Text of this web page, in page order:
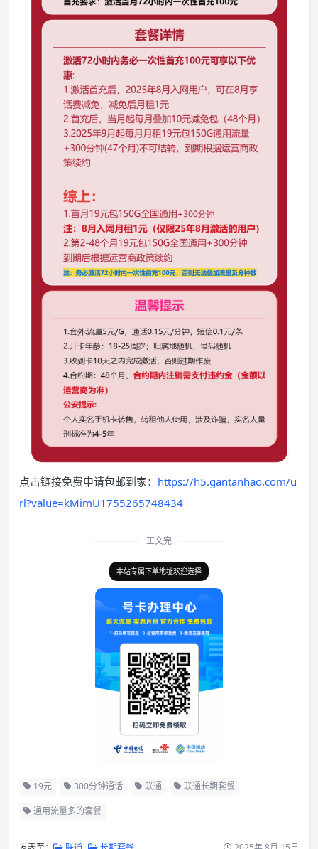
点击链接免费申请包邮到家： https://h5.gantanhao.com/u
rl?value=kMimU1755265748434
正文完
本站专属下单地址欢迎选择
19元 300分钟通话 联通 联通长期套餐
通用流量多的套餐